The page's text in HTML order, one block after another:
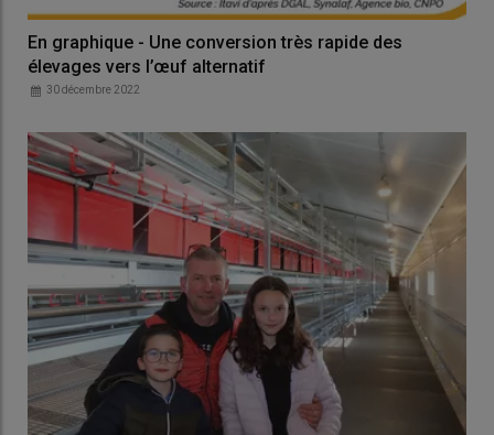
En graphique - Une conversion très rapide des
élevages vers l’œuf alternatif
30 décembre 2022